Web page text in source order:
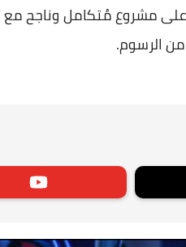
على مشروع مُتكامل
الرسوم.